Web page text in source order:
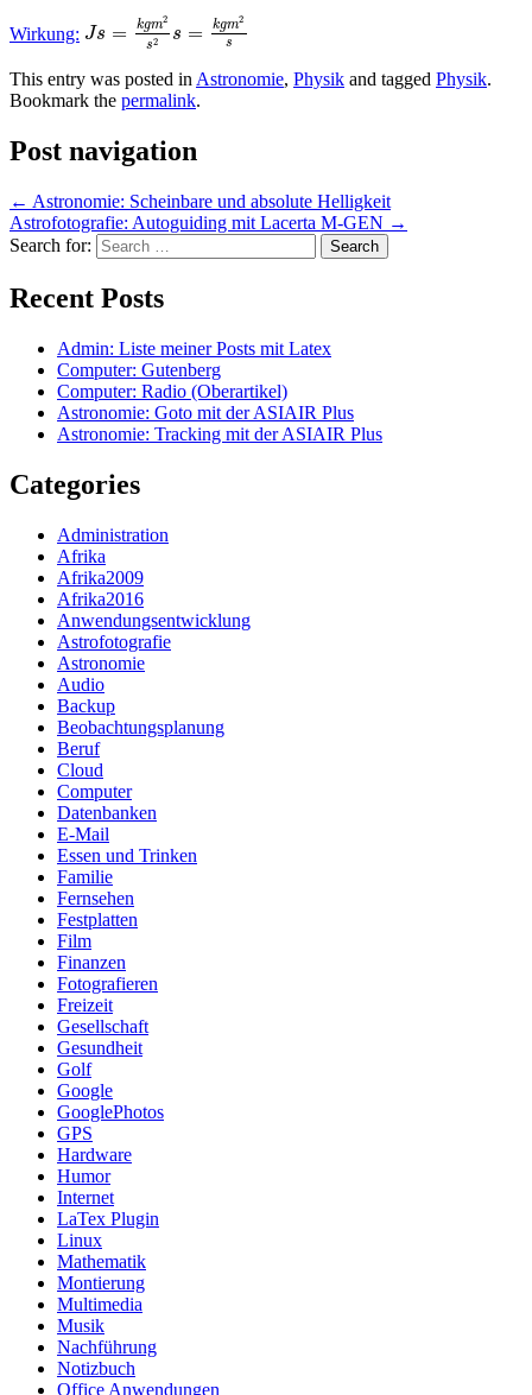
Wirkung: Js = kgm2
s2 s = kgm2
s
This entry was posted in Astronomie, Physik and tagged Physik.
Bookmark the permalink.
Post navigation
← Astronomie: Scheinbare und absolute Helligkeit
Astrofotografie: Autoguiding mit Lacerta M-GEN →
Search for:
Recent Posts
Admin: Liste meiner Posts mit Latex
Computer: Gutenberg
Computer: Radio (Oberartikel)
Astronomie: Goto mit der ASIAIR Plus
Astronomie: Tracking mit der ASIAIR Plus
Categories
Administration
Afrika
Afrika2009
Afrika2016
Anwendungsentwicklung
Astrofotografie
Astronomie
Audio
Backup
Beobachtungsplanung
Beruf
Cloud
Computer
Datenbanken
E-Mail
Essen und Trinken
Familie
Fernsehen
Festplatten
Film
Finanzen
Fotografieren
Freizeit
Gesellschaft
Gesundheit
Golf
Google
GooglePhotos
GPS
Hardware
Humor
Internet
LaTex Plugin
Linux
Mathematik
Montierung
Multimedia
Musik
Nachführung
Notizbuch
Office Anwendungen